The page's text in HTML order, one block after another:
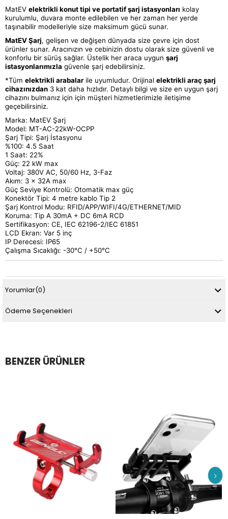
MatEV elektrikli konut tipi ve portatif şarj istasyonları kolay
kurulumlu, duvara monte edilebilen ve her zaman her yerde
taşınabilir modelleriyle size maksimum gücü sunar.
MatEV Şarj, gelişen ve değişen dünyada size çevre için dost
ürünler sunar. Aracınızın ve cebinizin dostu olarak size güvenli ve
konforlu bir sürüş sağlar. Üstelik her araca uygun şarj
istasyonlarımızla güvenle şarj edebilirsiniz.
*Tüm elektrikli arabalarile uyumludur. Orijinal elektrikli araç şarj
cihazınızdan 3 kat daha hızlıdır. Detaylı bilgi ve size en uygun şarj
cihazını bulmanız için için müşteri hizmetlerimizle iletişime
geçebilirsiniz.
Marka: MatEV Şarj
Model: MT-AC-22kW-OCPP
Şarj Tipi: Şarj İstasyonu
%100: 4.5 Saat
1 Saat: 22%
Güç: 22 kW max
Voltaj: 380V AC, 50/60 Hz, 3-Faz
Akım: 3 x 32A max
Güç Seviye Kontrolü: Otomatik max güç
Konektör Tipi: 4 metre kablo Tip 2
Şarj Kontrol Modu: RFID/APP/WIFI/4G/ETHERNET/MID
Koruma: Tip A 30mA + DC 6mA RCD
Sertifikasyon: CE, IEC 62196-2/IEC 61851
LCD Ekran: Var 5 inç
IP Derecesi: IP65
Çalışma Sıcaklığı: -30°C / +50°C
Yorumlar(0)
Ödeme Seçenekleri
BENZER ÜRÜNLER